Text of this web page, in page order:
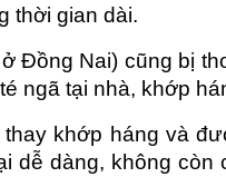
thời gian dài.
Đồng Nai) cũng bị
ngã tại nhà, khớp
khớp háng và
dễ dàng, không